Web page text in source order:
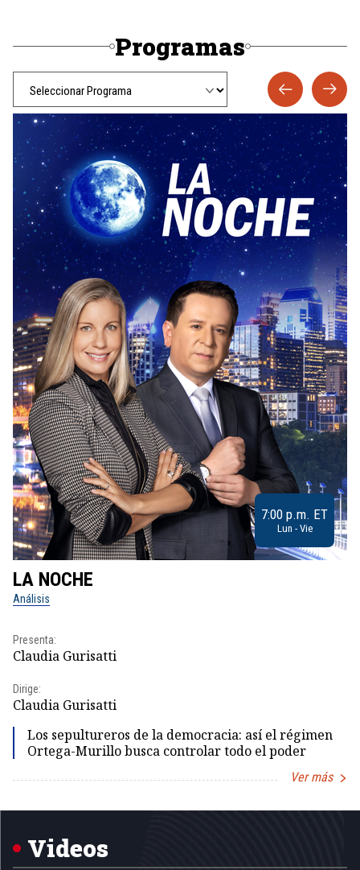
Programas
7:00 p.m. ET
Lun - Vie
LA NOCHE
Análisis
Presenta:
Claudia Gurisatti
Dirige:
Claudia Gurisatti
Los sepultureros de la democracia: así el régimen
Ortega-Murillo busca controlar todo el poder
Ver más
Videos